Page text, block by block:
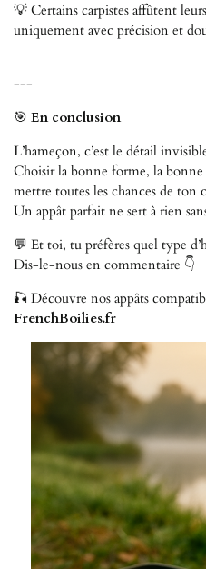
💡 Certains carpistes affûtent
uniquement avec précision et
---
🎯 En conclusion
L’hameçon, c’est le détail
Choisir la bonne forme, la
mettre toutes les chances de ton
Un appât parfait ne sert à rien
💬 Et toi, tu préfères quel type
Dis-le-nous en commentaire 👇
🎣 Découvre nos appâts
FrenchBoilies.fr